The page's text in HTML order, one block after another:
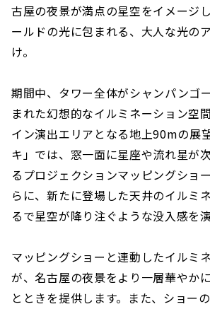
古屋の夜景が満点の星空をイメージ
ールドの光に包まれる、大人な光の
け。
期間中、タワー全体がシャンパンゴ
まれた幻想的なイルミネーション空
イン演出エリアとなる地上90mの展
キ」では、窓一面に星座や流れ星が
るプロジェクションマッピングショ
らに、新たに登場した天井のイルミ
るで星空が降り注ぐような没入感を演
マッピングショーと連動したイルミ
が、名古屋の夜景をより一層華やか
とときを提供します。また、ショー